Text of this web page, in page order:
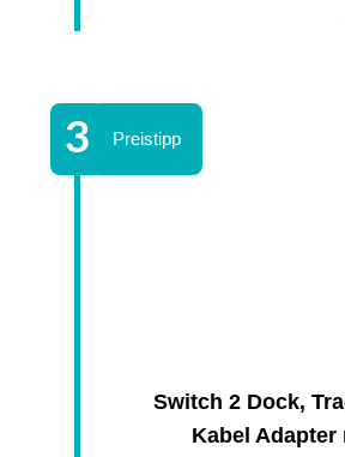
Switch 2 Dock,
Kabel Adapter